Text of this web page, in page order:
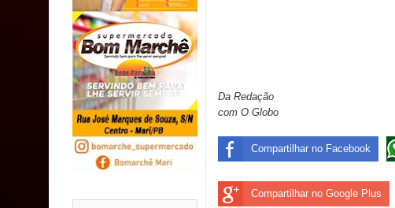
Da Redação
com O Globo
Compartilhar no Facebook
Compartilhar no Google Plus